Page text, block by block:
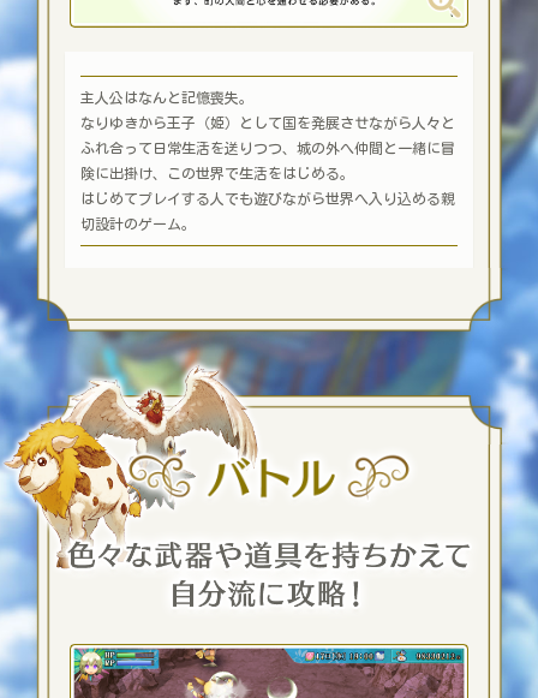
主人公はなんと記憶喪失。
なりゆきから王子（姫）として国を発展させながら人々と
ふれ合って日常生活を送りつつ、城の外へ仲間と一緒に冒
険に出掛け、この世界で生活をはじめる。
はじめてプレイする人でも遊びながら世界へ入り込める親
切設計のゲーム。